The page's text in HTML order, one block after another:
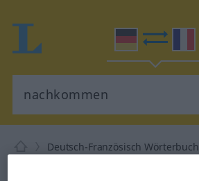
Deutsch-Französisch Wörterbuch